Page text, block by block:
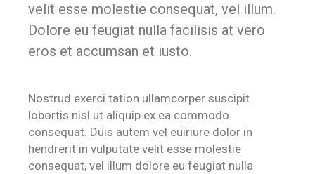
velit esse molestie consequat, vel illum.
Dolore eu feugiat nulla facilisis at vero
eros et accumsan et iusto.
Nostrud exerci tation ullamcorper suscipit
lobortis nisl ut aliquip ex ea commodo
consequat. Duis autem vel euiriure dolor in
hendrerit in vulputate velit esse molestie
consequat, vel illum dolore eu feugiat nulla